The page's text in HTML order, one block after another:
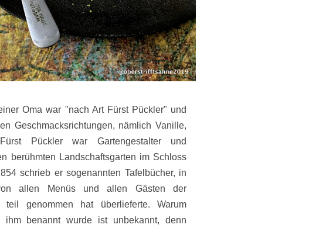
Oma war "nach Art Fürst Pückler" und
Geschmacksrichtungen, nämlich Vanille,
Pückler war Gartengestalter und
berühmten Landschaftsgarten im Schloss
schrieb er sogenannten Tafelbücher, in
allen Menüs und allen Gästen der
genommen hat überlieferte. Warum
ihm benannt wurde ist unbekannt, denn